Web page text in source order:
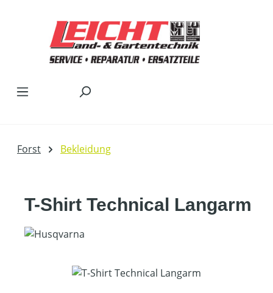
Forst Bekleidung
T-Shirt Technical Langarm
Bildergalerie überspringen